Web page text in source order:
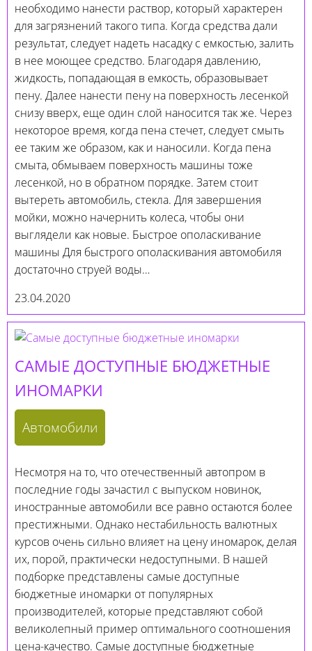
необходимо нанести раствор, который характерен
для загрязнений такого типа. Когда средства дали
результат, следует надеть насадку с емкостью, залить
в нее моющее средство. Благодаря давлению,
жидкость, попадающая в емкость, образовывает
пену. Далее нанести пену на поверхность лесенкой
снизу вверх, еще один слой наносится так же. Через
некоторое время, когда пена стечет, следует смыть
ее таким же образом, как и наносили. Когда пена
смыта, обмываем поверхность машины тоже
лесенкой, но в обратном порядке. Затем стоит
вытереть автомобиль, стекла. Для завершения
мойки, можно начернить колеса, чтобы они
выглядели как новые. Быстрое ополаскивание
машины Для быстрого ополаскивания автомобиля
достаточно струей воды…
23.04.2020
САМЫЕ ДОСТУПНЫЕ БЮДЖЕТНЫЕ
ИНОМАРКИ
Автомобили
Несмотря на то, что отечественный автопром в
последние годы зачастил с выпуском новинок,
иностранные автомобили все равно остаются более
престижными. Однако нестабильность валютных
курсов очень сильно влияет на цену иномарок, делая
их, порой, практически недоступными. В нашей
подборке представлены самые доступные
бюджетные иномарки от популярных
производителей, которые представляют собой
великолепный пример оптимального соотношения
цена-качество. Самые доступные бюджетные